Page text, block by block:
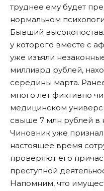
труднее ему будет
нормальном
Бывший
у которого вместе с
уже изъяли
миллиард рублей,
середины марта.
много лет фиктивно
медицинском
свыше 7 млн рублей в
Чиновник уже
настоящее время
проверяют его
преступной
Напомним, что